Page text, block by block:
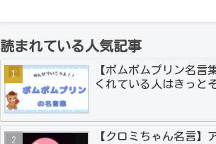
読まれている人気記事
【ポムポムプリン名言
くれている人はきっと
【クロミちゃん名言】